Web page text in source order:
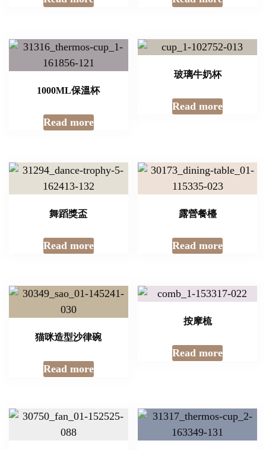
1000ML保溫杯
Read more
玻璃牛奶杯
Read more
舞蹈獎盃
Read more
露營餐檯
Read more
猫咪造型沙律碗
Read more
按摩梳
Read more